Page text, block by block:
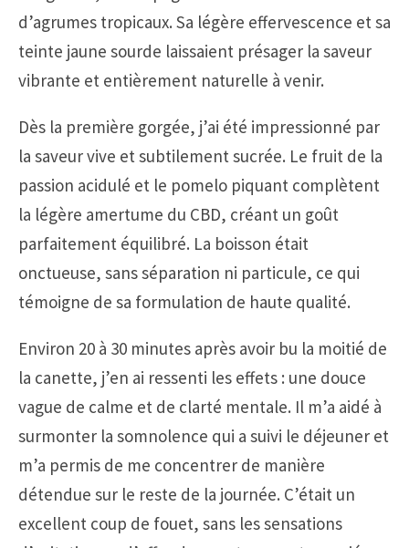
d’agrumes tropicaux. Sa légère effervescence et sa
teinte jaune sourde laissaient présager la saveur
vibrante et entièrement naturelle à venir.
Dès la première gorgée, j’ai été impressionné par
la saveur vive et subtilement sucrée. Le fruit de la
passion acidulé et le pomelo piquant complètent
la légère amertume du CBD, créant un goût
parfaitement équilibré. La boisson était
onctueuse, sans séparation ni particule, ce qui
témoigne de sa formulation de haute qualité.
Environ 20 à 30 minutes après avoir bu la moitié de
la canette, j’en ai ressenti les effets : une douce
vague de calme et de clarté mentale. Il m’a aidé à
surmonter la somnolence qui a suivi le déjeuner et
m’a permis de me concentrer de manière
détendue sur le reste de la journée. C’était un
excellent coup de fouet, sans les sensations